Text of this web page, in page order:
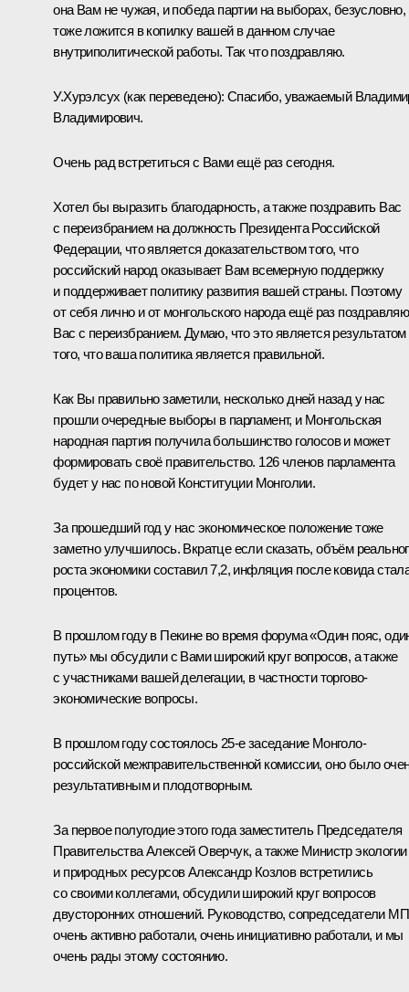
она Вам не чужая, и победа партии на выборах, безусловно,
тоже ложится в копилку вашей в данном случае
внутриполитической работы. Так что поздравляю.
У.Хурэлсух (как переведено): Спасибо, уважаемый
Владимирович.
Очень рад встретиться с Вами ещё раз сегодня.
Хотел бы выразить благодарность, а также поздравить Вас
с переизбранием на должность Президента Российской
Федерации, что является доказательством того, что
российский народ оказывает Вам всемерную поддержку
и поддерживает политику развития вашей страны. Поэтому
от себя лично и от монгольского народа ещё раз поздравляю
Вас с переизбранием. Думаю, что это является результатом
того, что ваша политика является правильной.
Как Вы правильно заметили, несколько дней назад у нас
прошли очередные выборы в парламент, и Монгольская
народная партия получила большинство голосов и может
формировать своё правительство. 126 членов парламента
будет у нас по новой Конституции Монголии.
За прошедший год у нас экономическое положение тоже
заметно улучшилось. Вкратце если сказать, объём
роста экономики составил 7,2, инфляция после ковида
процентов.
В прошлом году в Пекине во время форума «Один пояс,
путь» мы обсудили с Вами широкий круг вопросов, а также
с участниками вашей делегации, в частности торгово-
экономические вопросы.
В прошлом году состоялось 25-е заседание Монголо-
российской межправительственной комиссии, оно было
результативным и плодотворным.
За первое полугодие этого года заместитель Председателя
Правительства Алексей Оверчук, а также Министр экологии
и природных ресурсов Александр Козлов встретились
со своими коллегами, обсудили широкий круг вопросов
двусторонних отношений. Руководство, сопредседатели
очень активно работали, очень инициативно работали, и мы
очень рады этому состоянию.